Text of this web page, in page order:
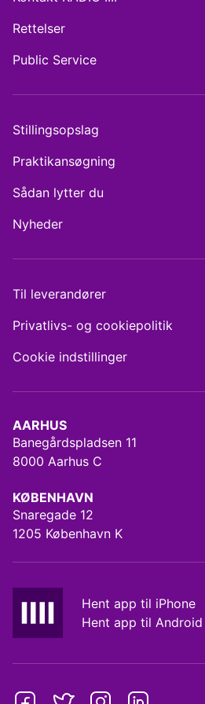
AARHUS
Banegårdspladsen 11
8000 Aarhus C
KØBENHAVN
Snaregade 12
1205 København K
Hent app til iPhone
Hent app til Android
Rettelser
Public Service
Stillingsopslag
Praktikansøgning
Sådan lytter du
Nyheder
Til leverandører
Privatlivs- og cookiepolitik
Cookie indstillinger